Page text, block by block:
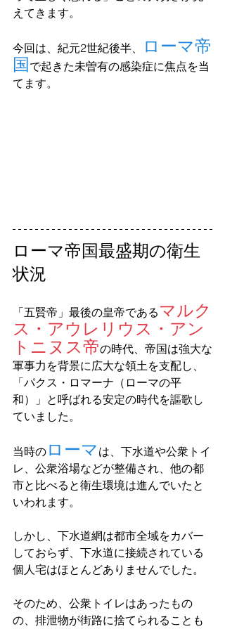
えてきます。
今回は、紀元2世紀後半、
ローマ帝
国で起きた未曽有の感染症に焦点を当
てます。
ローマ帝国最盛期の衛生
状況
「五賢帝」最後の皇帝であるマルク
ス・アウレリウス・アン
トニヌス帝の時代、帝国は強大な
軍事力を背景に広大な領土を支配し、
「パクス・ロマーナ（ローマの平
和）」と呼ばれる安定の時代を謳歌し
ていました。
当時の ローマ は、下水道や公衆トイ
レ、公衆浴場などが整備され、他の都
市と比べると衛生環境は進んでいたと
いわれます。
しかし、下水道網は都市全域をカバー
しておらず、下水道に接続されている
個人宅はほとんどありませんでした。
そのため、公衆トイレはあったもの
の、排泄物が街路に捨てられることも